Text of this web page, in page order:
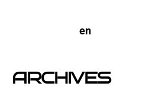
en
ARCHIVES